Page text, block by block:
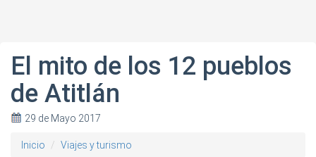
El mito de los 12 pueblos
de Atitlán
29 de Mayo 2017
Inicio Viajes y turismo